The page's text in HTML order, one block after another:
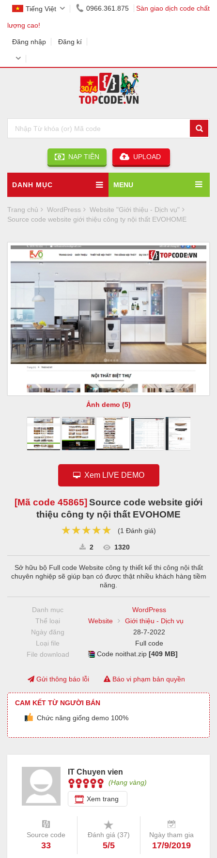
Tiếng Việt 0966.361.875 Sàn giao dịch code chất
lượng cao!
Đăng nhập Đăng kí
NẠP TIỀN UPLOAD
DANH MỤC MENU
Trang chủ WordPress
Website "Giới thiệu - Dịch vụ"
Source code website giới thiệu công ty nội thất EVOHOME
Ảnh demo (5)
Xem LIVE DEMO
[Mã code 45865] Source code website giới
thiệu công ty nội thất EVOHOME
★★★★★
★★★★★
★★★★★ (1 Đánh giá)
2 1320
Sở hữu bộ Full code Website công ty thiết kế thi công nội thất
chuyên nghiệp sẽ giúp bạn có được thật nhiều khách hàng tiềm
năng.
Danh mục
WordPress
Thể loại
Website
Giới thiệu - Dịch vụ
Ngày đăng
28-7-2022
Loại file
Full code
File download
Code noithat.zip[409 MB]
Gửi thông báo lỗi Báo vi phạm bản quyền
CAM KẾT TỪ NGƯỜI BÁN
Chức năng giống demo 100%
IT Chuyen vien
(Hạng vàng)
Xem trang
Source code
33
Đánh giá (37)
5/5
Ngày tham gia
17/9/2019